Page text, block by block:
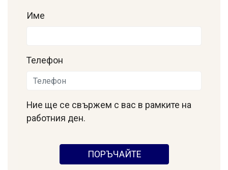
Име
Телефон
Ние ще се свържем с вас в рамките на
работния ден.
ПОРЪЧАЙТЕ